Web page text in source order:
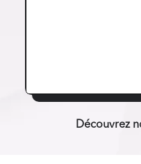
Découvrez